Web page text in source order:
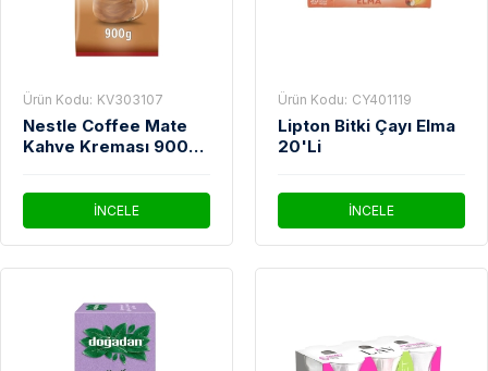
Ürün Kodu: KV303107
Nestle Coffee Mate
Kahve Kreması 900
İNCELE
Ürün Kodu: CY401119
Lipton Bitki Çayı Elma
20'Li
İNCELE